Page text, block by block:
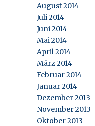
August 2014
Juli 2014
Juni 2014
Mai 2014
April 2014
März 2014
Februar 2014
Januar 2014
Dezember 2013
November 2013
Oktober 2013